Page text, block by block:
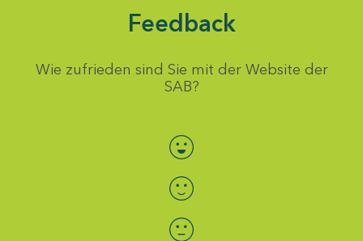
Feedback
Wie zufrieden sind Sie mit der Website der
SAB?
Bewertung auswählen